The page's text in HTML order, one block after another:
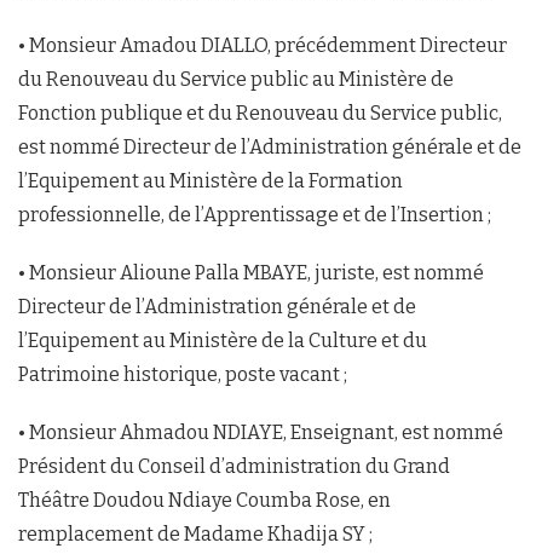
• Monsieur Amadou DIALLO, précédemment Directeur
du Renouveau du Service public au Ministère de
Fonction publique et du Renouveau du Service public,
est nommé Directeur de l’Administration générale et de
l’Equipement au Ministère de la Formation
professionnelle, de l’Apprentissage et de l’Insertion ;
• Monsieur Alioune Palla MBAYE, juriste, est nommé
Directeur de l’Administration générale et de
l’Equipement au Ministère de la Culture et du
Patrimoine historique, poste vacant ;
• Monsieur Ahmadou NDIAYE, Enseignant, est nommé
Président du Conseil d’administration du Grand
Théâtre Doudou Ndiaye Coumba Rose, en
remplacement de Madame Khadija SY ;